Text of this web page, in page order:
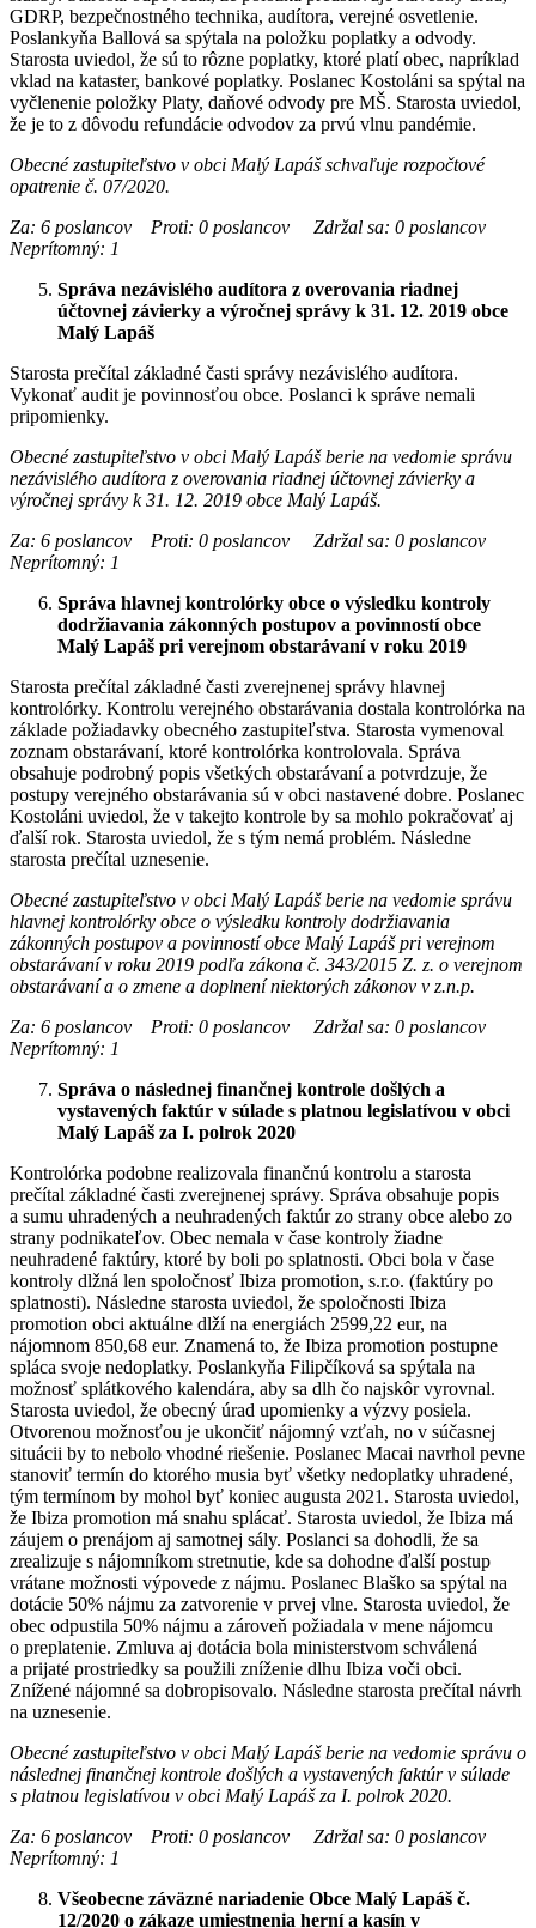
GDRP, bezpečnostného technika, audítora, verejné osvetlenie.
Poslankyňa Ballová sa spýtala na položku poplatky a odvody.
Starosta uviedol, že sú to rôzne poplatky, ktoré platí obec, napríklad
vklad na kataster, bankové poplatky. Poslanec Kostoláni sa spýtal na
vyčlenenie položky Platy, daňové odvody pre MŠ. Starosta uviedol,
že je to z dôvodu refundácie odvodov za prvú vlnu pandémie.
Obecné zastupiteľstvo v obci Malý Lapáš schvaľuje rozpočtové
opatrenie č. 07/2020.
Za: 6 poslancov Proti: 0 poslancov Zdržal sa: 0 poslancov
Neprítomný: 1
Správa nezávislého audítora z overovania riadnej
účtovnej závierky a výročnej správy k 31. 12. 2019 obce
Malý Lapáš
Starosta prečítal základné časti správy nezávislého audítora.
Vykonať audit je povinnosťou obce. Poslanci k správe nemali
pripomienky.
Obecné zastupiteľstvo v obci Malý Lapáš berie na vedomie správu
nezávislého audítora z overovania riadnej účtovnej závierky a
výročnej správy k 31. 12. 2019 obce Malý Lapáš.
Za: 6 poslancov Proti: 0 poslancov Zdržal sa: 0 poslancov
Neprítomný: 1
Správa hlavnej kontrolórky obce o výsledku kontroly
dodržiavania zákonných postupov a povinností obce
Malý Lapáš pri verejnom obstarávaní v roku 2019
Starosta prečítal základné časti zverejnenej správy hlavnej
kontrolórky. Kontrolu verejného obstarávania dostala kontrolórka na
základe požiadavky obecného zastupiteľstva. Starosta vymenoval
zoznam obstarávaní, ktoré kontrolórka kontrolovala. Správa
obsahuje podrobný popis všetkých obstarávaní a potvrdzuje, že
postupy verejného obstarávania sú v obci nastavené dobre. Poslanec
Kostoláni uviedol, že v takejto kontrole by sa mohlo pokračovať aj
ďalší rok. Starosta uviedol, že s tým nemá problém. Následne
starosta prečítal uznesenie.
Obecné zastupiteľstvo v obci Malý Lapáš berie na vedomie správu
hlavnej kontrolórky obce o výsledku kontroly dodržiavania
zákonných postupov a povinností obce Malý Lapáš pri verejnom
obstarávaní v roku 2019 podľa zákona č. 343/2015 Z. z. o verejnom
obstarávaní a o zmene a doplnení niektorých zákonov v z.n.p.
Za: 6 poslancov Proti: 0 poslancov Zdržal sa: 0 poslancov
Neprítomný: 1
Správa o následnej finančnej kontrole došlých a
vystavených faktúr v súlade s platnou legislatívou v obci
Malý Lapáš za I. polrok 2020
Kontrolórka podobne realizovala finančnú kontrolu a starosta
prečítal základné časti zverejnenej správy. Správa obsahuje popis
a sumu uhradených a neuhradených faktúr zo strany obce alebo zo
strany podnikateľov. Obec nemala v čase kontroly žiadne
neuhradené faktúry, ktoré by boli po splatnosti. Obci bola v čase
kontroly dlžná len spoločnosť Ibiza promotion, s.r.o. (faktúry po
splatnosti). Následne starosta uviedol, že spoločnosti Ibiza
promotion obci aktuálne dlží na energiách 2599,22 eur, na
nájomnom 850,68 eur. Znamená to, že Ibiza promotion postupne
spláca svoje nedoplatky. Poslankyňa Filipčíková sa spýtala na
možnosť splátkového kalendára, aby sa dlh čo najskôr vyrovnal.
Starosta uviedol, že obecný úrad upomienky a výzvy posiela.
Otvorenou možnosťou je ukončiť nájomný vzťah, no v súčasnej
situácii by to nebolo vhodné riešenie. Poslanec Macai navrhol pevne
stanoviť termín do ktorého musia byť všetky nedoplatky uhradené,
tým termínom by mohol byť koniec augusta 2021. Starosta uviedol,
že Ibiza promotion má snahu splácať. Starosta uviedol, že Ibiza má
záujem o prenájom aj samotnej sály. Poslanci sa dohodli, že sa
zrealizuje s nájomníkom stretnutie, kde sa dohodne ďalší postup
vrátane možnosti výpovede z nájmu. Poslanec Blaško sa spýtal na
dotácie 50% nájmu za zatvorenie v prvej vlne. Starosta uviedol, že
obec odpustila 50% nájmu a zároveň požiadala v mene nájomcu
o preplatenie. Zmluva aj dotácia bola ministerstvom schválená
a prijaté prostriedky sa použili zníženie dlhu Ibiza voči obci.
Znížené nájomné sa dobropisovalo. Následne starosta prečítal návrh
na uznesenie.
Obecné zastupiteľstvo v obci Malý Lapáš berie na vedomie správu o
následnej finančnej kontrole došlých a vystavených faktúr v súlade
s platnou legislatívou v obci Malý Lapáš za I. polrok 2020.
Za: 6 poslancov Proti: 0 poslancov Zdržal sa: 0 poslancov
Neprítomný: 1
Všeobecne záväzné nariadenie Obce Malý Lapáš č.
12/2020 o zákaze umiestnenia herní a kasín v